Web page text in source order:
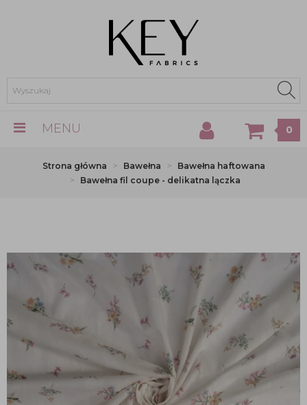
MENU 0
Strona główna Bawełna
Bawełna haftowana
Bawełna fil coupe - delikatna lączka